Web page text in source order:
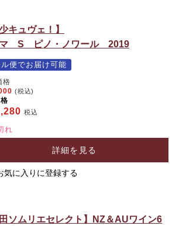
キュヴェ！】
マ S ピノ・ノワール 2019
便でお届け可能
格
(税込)
税込
れ
詳細を見る
気に入りに登録する
ソムリエセレクト】NZ＆AUワイン6